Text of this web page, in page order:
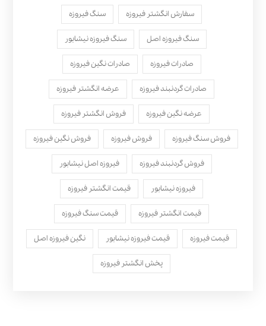
سفارش انگشتر فیروزه سنگ فیروزه
سنگ فیروزه اصل سنگ فیروزه نیشابور
صادرات فیروزه صادرات نگین فیروزه
صادرات گردنبند فیروزه عرضه انگشتر فیروزه
عرضه نگین فیروزه فروش انگشتر فیروزه
فروش سنگ فیروزه فروش فیروزه فروش نگین فیروزه
فروش گردنبند فیروزه فیروزه اصل نیشابور
فیروزه نیشابور قیمت انگشتر فیروزه
قیمت انگشتر فیروزه قیمت سنگ فیروزه
قیمت فیروزه قیمت فیروزه نیشابور نگین فیروزه اصل
پخش انگشتر فیروزه